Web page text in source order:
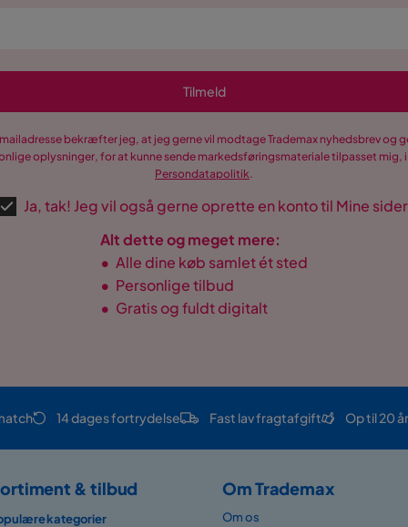
Tilmeld
bekræfter jeg, at jeg gerne vil modtage Trademax nyhedsbrev og
oplysninger, for at kunne sende markedsføringsmateriale tilpasset mig,
Persondatapolitik.
Ja, tak! Jeg vil også gerne oprette en konto til Mine
Alt dette og meget mere:
• Alle dine køb samlet ét sted
• Personlige tilbud
• Gratis og fuldt digitalt
14 dages fortrydelse Fast lav fragtafgift Op til 20
& tilbud
kategorier
Om Trademax
Om os